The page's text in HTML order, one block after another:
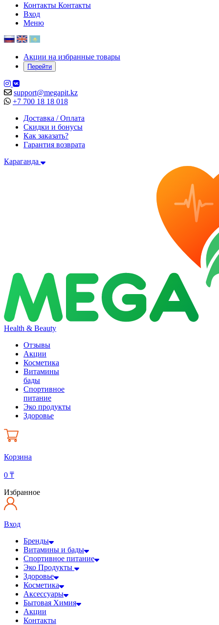
Контакты Контакты
Вход
Меню
Акции на избранные товары
Перейти
support@megapit.kz
+7 700 18 18 018
Доставка / Оплата
Скидки и бонусы
Как заказать?
Гарантия возврата
Караганда
Health & Beauty
Отзывы
Акции
Косметика
Витамины
бады
Спортивное
питание
Эко продукты
Здоровье
Корзина
0 ₸
Избранное
Вход
Бренды
Витамины и бады
Спортивное питание
Эко Продукты
Здоровье
Косметика
Аксессуары
Бытовая Химия
Акции
Контакты